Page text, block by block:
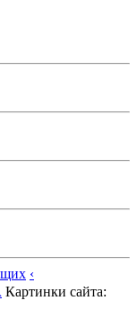
‹
Картинки сайта: